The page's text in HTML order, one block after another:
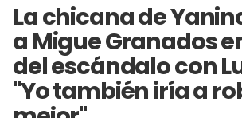
La chicana de
a Migue Granados
del escándalo con
"Yo también iría a